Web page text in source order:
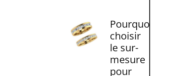
Pourquoi
choisir
le sur-
mesure
pour